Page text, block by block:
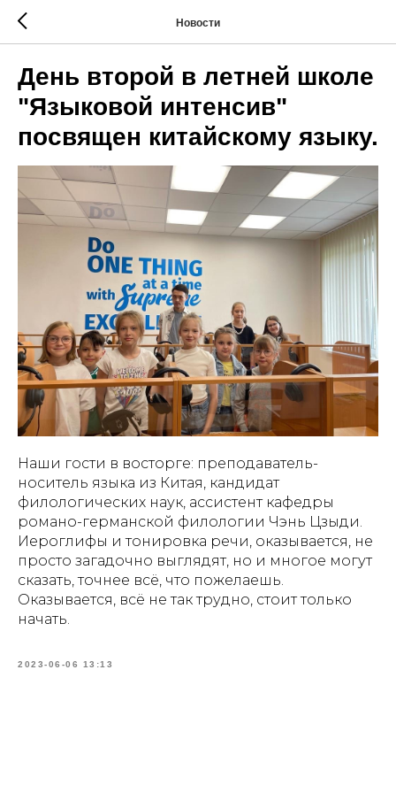
Новости
День второй в летней школе
"Языковой интенсив"
посвящен китайскому языку.
Наши гости в восторге: преподаватель-
носитель языка из Китая, кандидат
филологических наук, ассистент кафедры
романо-германской филологии Чэнь Цзыди.
Иероглифы и тонировка речи, оказывается, не
просто загадочно выглядят, но и многое могут
сказать, точнее всё, что пожелаешь.
Оказывается, всё не так трудно, стоит только
начать.
2023-06-06 13:13